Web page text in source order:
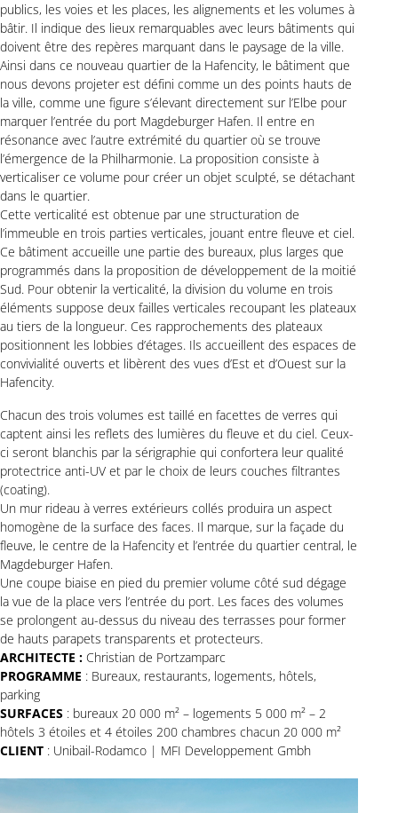
publics, les voies et les places, les alignements et les volumes à
bâtir. Il indique des lieux remarquables avec leurs bâtiments qui
doivent être des repères marquant dans le paysage de la ville.
Ainsi dans ce nouveau quartier de la Hafencity, le bâtiment que
nous devons projeter est défini comme un des points hauts de
la ville, comme une figure s’élevant directement sur l’Elbe pour
marquer l’entrée du port Magdeburger Hafen. Il entre en
résonance avec l’autre extrémité du quartier où se trouve
l’émergence de la Philharmonie. La proposition consiste à
verticaliser ce volume pour créer un objet sculpté, se détachant
dans le quartier.
Cette verticalité est obtenue par une structuration de
l’immeuble en trois parties verticales, jouant entre fleuve et ciel.
Ce bâtiment accueille une partie des bureaux, plus larges que
programmés dans la proposition de développement de la moitié
Sud. Pour obtenir la verticalité, la division du volume en trois
éléments suppose deux failles verticales recoupant les plateaux
au tiers de la longueur. Ces rapprochements des plateaux
positionnent les lobbies d’étages. Ils accueillent des espaces de
convivialité ouverts et libèrent des vues d’Est et d’Ouest sur la
Hafencity.
Chacun des trois volumes est taillé en facettes de verres qui
captent ainsi les reflets des lumières du fleuve et du ciel. Ceux-
ci seront blanchis par la sérigraphie qui confortera leur qualité
protectrice anti-UV et par le choix de leurs couches filtrantes
(coating).
Un mur rideau à verres extérieurs collés produira un aspect
homogène de la surface des faces. Il marque, sur la façade du
fleuve, le centre de la Hafencity et l’entrée du quartier central, le
Magdeburger Hafen.
Une coupe biaise en pied du premier volume côté sud dégage
la vue de la place vers l’entrée du port. Les faces des volumes
se prolongent au-dessus du niveau des terrasses pour former
de hauts parapets transparents et protecteurs.
ARCHITECTE : Christian de Portzamparc
PROGRAMME : Bureaux, restaurants, logements, hôtels,
parking
SURFACES : bureaux 20 000 m² – logements 5 000 m² – 2
hôtels 3 étoiles et 4 étoiles 200 chambres chacun 20 000 m²
CLIENT : Unibail-Rodamco | MFI Developpement Gmbh